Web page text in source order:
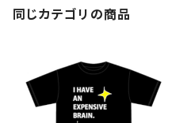
同じカテゴリの商品